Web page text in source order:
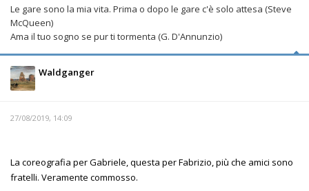
Le gare sono la mia vita. Prima o dopo le gare c'è solo attesa (Steve
McQueen)
Ama il tuo sogno se pur ti tormenta (G. D'Annunzio)
Waldganger
27/08/2019, 14:09
La coreografia per Gabriele, questa per Fabrizio, più che amici sono
fratelli. Veramente commosso.